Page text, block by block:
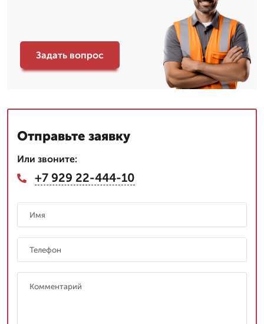
Задать вопрос
Отправьте заявку
Или звоните:
+7 929 22-444-10